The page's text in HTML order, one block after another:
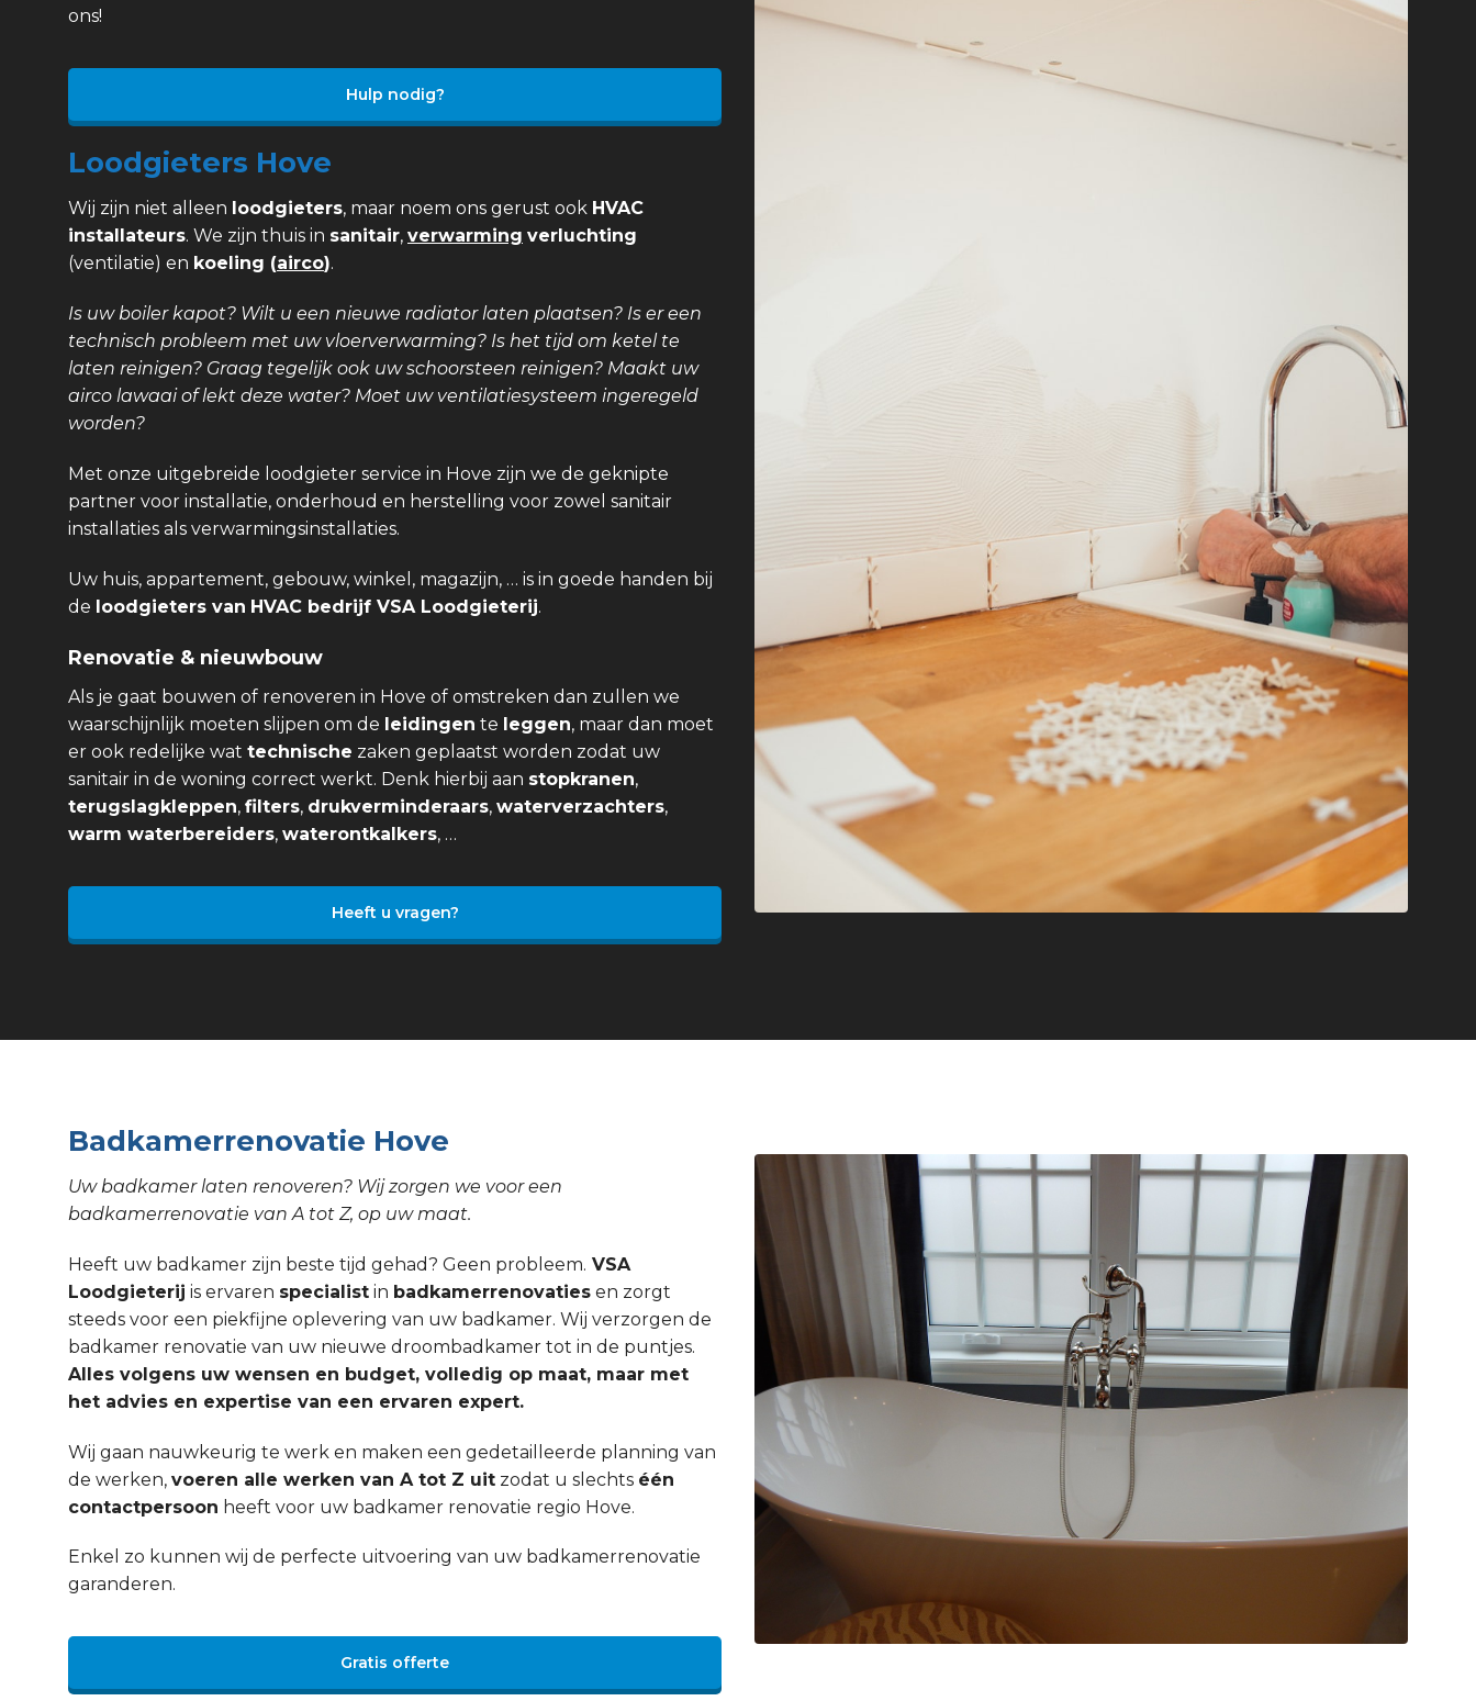
ons!
Hulp nodig?
Loodgieters Hove
Wij zijn niet alleen loodgieters, maar noem ons gerust ook HVAC
installateurs. We zijn thuis in sanitair, verwarming verluchting
(ventilatie) en koeling (airco).
Is uw boiler kapot? Wilt u een nieuwe radiator laten plaatsen? Is er een
technisch probleem met uw vloerverwarming? Is het tijd om ketel te
laten reinigen? Graag tegelijk ook uw schoorsteen reinigen? Maakt uw
airco lawaai of lekt deze water? Moet uw ventilatiesysteem ingeregeld
worden?
Met onze uitgebreide loodgieter service in Hove zijn we de geknipte
partner voor installatie, onderhoud en herstelling voor zowel sanitair
installaties als verwarmingsinstallaties.
Uw huis, appartement, gebouw, winkel, magazijn, … is in goede handen bij
de loodgieters van HVAC bedrijf VSA Loodgieterij.
Renovatie & nieuwbouw
Als je gaat bouwen of renoveren in Hove of omstreken dan zullen we
waarschijnlijk moeten slijpen om de leidingen te leggen, maar dan moet
er ook redelijke wat technische zaken geplaatst worden zodat uw
sanitair in de woning correct werkt. Denk hierbij aan stopkranen,
terugslagkleppen, filters, drukverminderaars, waterverzachters,
warm waterbereiders, waterontkalkers, …
Heeft u vragen?
Badkamerrenovatie Hove
Uw badkamer laten renoveren? Wij zorgen we voor een
badkamerrenovatie van A tot Z, op uw maat.
Heeft uw badkamer zijn beste tijd gehad? Geen probleem. VSA
Loodgieterij is ervaren specialist in badkamerrenovaties en zorgt
steeds voor een piekfijne oplevering van uw badkamer. Wij verzorgen de
badkamer renovatie van uw nieuwe droombadkamer tot in de puntjes.
Alles volgens uw wensen en budget, volledig op maat, maar met
het advies en expertise van een ervaren expert.
Wij gaan nauwkeurig te werk en maken een gedetailleerde planning van
de werken, voeren alle werken van A tot Z uit zodat u slechts één
contactpersoon heeft voor uw badkamer renovatie regio Hove.
Enkel zo kunnen wij de perfecte uitvoering van uw badkamerrenovatie
garanderen.
Gratis offerte